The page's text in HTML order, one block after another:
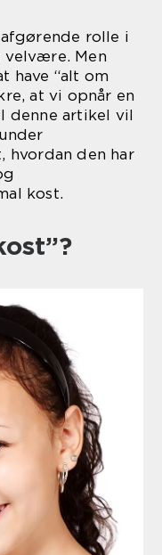
rolle i
velvære. Men
have “alt om
at vi opnår en
denne artikel vil
hvordan den har
kost.